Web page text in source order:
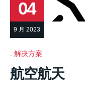
04
9 月 2023
解决方案
航空航天